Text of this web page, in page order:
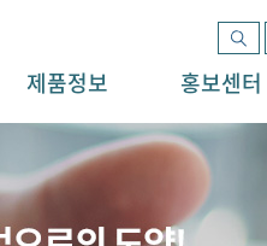
제품정보 홍보센터